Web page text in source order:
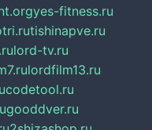
yes-fitness.ru
tishinapve.ru
lord-tv.ru
lordfilm13.ru
codetool.ru
gooddver.ru